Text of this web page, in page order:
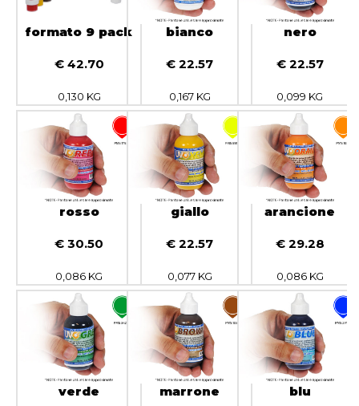
formato 9 pack
€ 42.70
0,130 KG
bianco
€ 22.57
0,167 KG
nero
€ 22.57
0,099 KG
rosso
€ 30.50
0,086 KG
giallo
€ 22.57
0,077 KG
arancione
€ 29.28
0,086 KG
verde marrone blu